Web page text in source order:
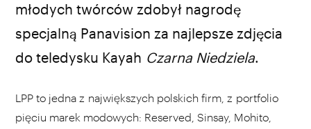
młodych twórców zdobył nagrodę
specjalną Panavision za najlepsze zdjęcia
do teledysku Kayah Czarna Niedziela.
LPP to jedna z największych polskich firm, z portfolio
pięciu marek modowych: Reserved, Sinsay, Mohito,